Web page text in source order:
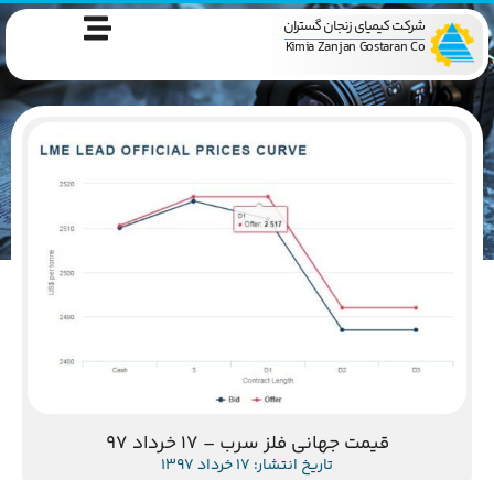
شرکت کیمیای زنجان گستران
Kimia Zanjan Gostaran Co
قیمت جهانی فلز سرب – 17 خرداد 97
تاریخ انتشار: 17 خرداد 1397